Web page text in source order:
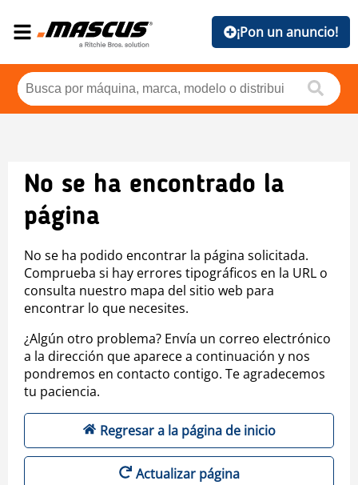
¡Pon un anuncio!
No se ha encontrado la
página
No se ha podido encontrar la página solicitada.
Comprueba si hay errores tipográficos en la URL o
consulta nuestro mapa del sitio web para
encontrar lo que necesites.
¿Algún otro problema? Envía un correo electrónico
a la dirección que aparece a continuación y nos
pondremos en contacto contigo. Te agradecemos
tu paciencia.
Regresar a la página de inicio
Actualizar página